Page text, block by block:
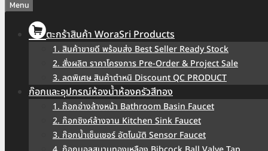
Menu
ตะกร้าสินค้า WoraSri Products
1. สินค้าขายดี พร้อมส่ง Best Seller Ready Stock
2. สั่งผลิต ราคาโครงการ Pre-Order & Project Sale
3. ลดพิเศษ สินค้าตำหนิ Discount QC PRODUCT
ก๊อกและอุปกรณ์ห้องน้ำห้องครัวสีทอง
1. ก๊อกอ่างล้างหน้า Bathroom Basin Faucet
2. ก๊อกซิงค์ล้างจาน Kitchen Sink Faucet
3. ก๊อกน้ำเซ็นเซอร์ อัตโนมัติ Sensor Faucet